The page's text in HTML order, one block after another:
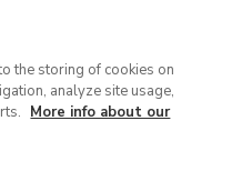
Breadcrumb
team
seguridad
the storing of cookies on
analyze site usage,
More info about our